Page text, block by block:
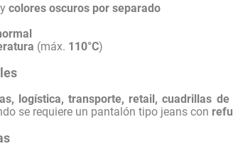
ycolores oscuros por separado
(máx. 110°C)
logística, transporte, retail, cuadrillas
se requiere un pantalón tipo jeans con